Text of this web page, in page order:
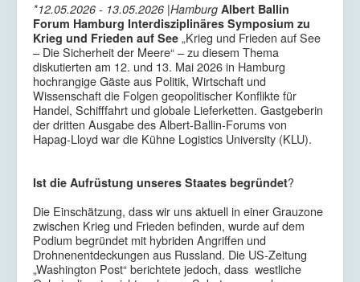
*12.05.2026 - 13.05.2026 |Hamburg Albert Ballin
Forum Hamburg Interdisziplinäres Symposium zu
Krieg und Frieden auf See „Krieg und Frieden auf See
– Die Sicherheit der Meere“ – zu diesem Thema
diskutierten am 12. und 13. Mai 2026 in Hamburg
hochrangige Gäste aus Politik, Wirtschaft und
Wissenschaft die Folgen geopolitischer Konflikte für
Handel, Schifffahrt und globale Lieferketten. Gastgeberin
der dritten Ausgabe des Albert-Ballin-Forums von
Hapag-Lloyd war die Kühne Logistics University (KLU).
Ist die Aufrüstung unseres Staates begründet?
Die Einschätzung, dass wir uns aktuell in einer Grauzone
zwischen Krieg und Frieden befinden, wurde auf dem
Podium begründet mit hybriden Angriffen und
Drohnenentdeckungen aus Russland. Die US-Zeitung
„Washington Post“ berichtete jedoch, dass westliche